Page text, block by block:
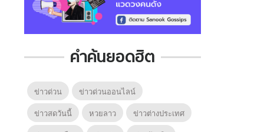
คำค้นยอดฮิต
ข่าวด่วน
ข่าวด่วนออนไลน์
ข่าวสดวันนี้
หวยลาว
ข่าวต่างประเทศ